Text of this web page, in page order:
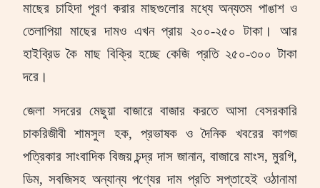
মাছের চাহিদা পূরণ করার মাছগুলোর মধ্যে অন্যতম পাঙাশ ও
তেলাপিয়া মাছের দামও এখন প্রায় ২০০-২৫০ টাকা।
আর
হাইব্রিড কৈ মাছ বিক্রি হচ্ছে কেজি প্রতি ২৫০-৩০০ টাকা
দরে।
জেলা সদরের মেছুয়া বাজারে বাজার করতে আসা বেসরকারি
চাকরিজীবী শামসুল হক, প্রভাষক ও দৈনিক খবরের কাগজ
পত্রিকার সাংবাদিক বিজয় চন্দ্র দাস জানান, বাজারে মাংস, মুরগি,
ডিম,সবজিসহ অন্যান্য পণ্যের দাম প্রতি সপ্তাহেই ওঠানামা